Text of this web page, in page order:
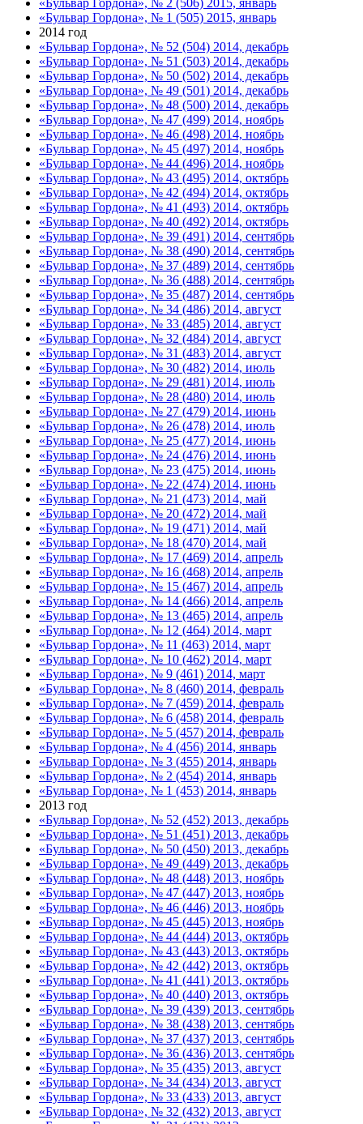
«Бульвар Гордона», № 1 (505) 2015, январь
2014 год
«Бульвар Гордона», № 52 (504) 2014, декабрь
«Бульвар Гордона», № 51 (503) 2014, декабрь
«Бульвар Гордона», № 50 (502) 2014, декабрь
«Бульвар Гордона», № 49 (501) 2014, декабрь
«Бульвар Гордона», № 48 (500) 2014, декабрь
«Бульвар Гордона», № 47 (499) 2014, ноябрь
«Бульвар Гордона», № 46 (498) 2014, ноябрь
«Бульвар Гордона», № 45 (497) 2014, ноябрь
«Бульвар Гордона», № 44 (496) 2014, ноябрь
«Бульвар Гордона», № 43 (495) 2014, октябрь
«Бульвар Гордона», № 42 (494) 2014, октябрь
«Бульвар Гордона», № 41 (493) 2014, октябрь
«Бульвар Гордона», № 40 (492) 2014, октябрь
«Бульвар Гордона», № 39 (491) 2014, сентябрь
«Бульвар Гордона», № 38 (490) 2014, сентябрь
«Бульвар Гордона», № 37 (489) 2014, сентябрь
«Бульвар Гордона», № 36 (488) 2014, сентябрь
«Бульвар Гордона», № 35 (487) 2014, сентябрь
«Бульвар Гордона», № 34 (486) 2014, август
«Бульвар Гордона», № 33 (485) 2014, август
«Бульвар Гордона», № 32 (484) 2014, август
«Бульвар Гордона», № 31 (483) 2014, август
«Бульвар Гордона», № 30 (482) 2014, июль
«Бульвар Гордона», № 29 (481) 2014, июль
«Бульвар Гордона», № 28 (480) 2014, июль
«Бульвар Гордона», № 27 (479) 2014, июнь
«Бульвар Гордона», № 26 (478) 2014, июль
«Бульвар Гордона», № 25 (477) 2014, июнь
«Бульвар Гордона», № 24 (476) 2014, июнь
«Бульвар Гордона», № 23 (475) 2014, июнь
«Бульвар Гордона», № 22 (474) 2014, июнь
«Бульвар Гордона», № 21 (473) 2014, май
«Бульвар Гордона», № 20 (472) 2014, май
«Бульвар Гордона», № 19 (471) 2014, май
«Бульвар Гордона», № 18 (470) 2014, май
«Бульвар Гордона», № 17 (469) 2014, апрель
«Бульвар Гордона», № 16 (468) 2014, апрель
«Бульвар Гордона», № 15 (467) 2014, апрель
«Бульвар Гордона», № 14 (466) 2014, апрель
«Бульвар Гордона», № 13 (465) 2014, апрель
«Бульвар Гордона», № 12 (464) 2014, март
«Бульвар Гордона», № 11 (463) 2014, март
«Бульвар Гордона», № 10 (462) 2014, март
«Бульвар Гордона», № 9 (461) 2014, март
«Бульвар Гордона», № 8 (460) 2014, февраль
«Бульвар Гордона», № 7 (459) 2014, февраль
«Бульвар Гордона», № 6 (458) 2014, февраль
«Бульвар Гордона», № 5 (457) 2014, февраль
«Бульвар Гордона», № 4 (456) 2014, январь
«Бульвар Гордона», № 3 (455) 2014, январь
«Бульвар Гордона», № 2 (454) 2014, январь
«Бульвар Гордона», № 1 (453) 2014, январь
2013 год
«Бульвар Гордона», № 52 (452) 2013, декабрь
«Бульвар Гордона», № 51 (451) 2013, декабрь
«Бульвар Гордона», № 50 (450) 2013, декабрь
«Бульвар Гордона», № 49 (449) 2013, декабрь
«Бульвар Гордона», № 48 (448) 2013, ноябрь
«Бульвар Гордона», № 47 (447) 2013, ноябрь
«Бульвар Гордона», № 46 (446) 2013, ноябрь
«Бульвар Гордона», № 45 (445) 2013, ноябрь
«Бульвар Гордона», № 44 (444) 2013, октябрь
«Бульвар Гордона», № 43 (443) 2013, октябрь
«Бульвар Гордона», № 42 (442) 2013, октябрь
«Бульвар Гордона», № 41 (441) 2013, октябрь
«Бульвар Гордона», № 40 (440) 2013, октябрь
«Бульвар Гордона», № 39 (439) 2013, сентябрь
«Бульвар Гордона», № 38 (438) 2013, сентябрь
«Бульвар Гордона», № 37 (437) 2013, сентябрь
«Бульвар Гордона», № 36 (436) 2013, сентябрь
«Бульвар Гордона», № 35 (435) 2013, август
«Бульвар Гордона», № 34 (434) 2013, август
«Бульвар Гордона», № 33 (433) 2013, август
«Бульвар Гордона», № 32 (432) 2013, август